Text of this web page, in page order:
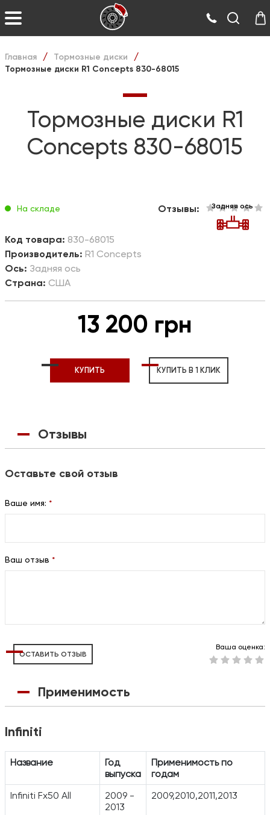
Главная / Тормозные диски /
Тормозные диски R1 Concepts 830-68015
Тормозные диски R1
Concepts 830-68015
Задняя ось
На складе Отзывы:
Код товара: 830-68015
Производитель: R1 Concepts
Ось: Задняя ось
Страна: США
13 200 грн
КУПИТЬ КУПИТЬ В 1 КЛИК
Отзывы
Оставьте свой отзыв
Ваше имя: *
Ваш отзыв *
ОСТАВИТЬ ОТЗЫВ
Ваша оценка:
Применимость
Infiniti
Название
Год
выпуска
Применимость по
годам
Infiniti Fx50 All
2009 -
2013
2009,2010,2011,2013